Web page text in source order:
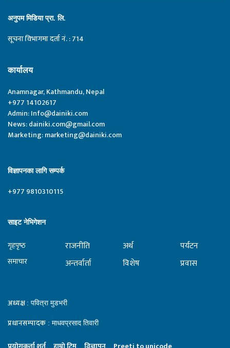
अनुपम मिडिया प्रा. लि.
सूचना विभागमा दर्ता नं. : 714
कार्यालय
Anamnagar, Kathmandu, Nepal
+977 14102617
Admin:Info@dainiki.com
News:dainiki.com@gmail.com
Marketing:marketing@dainiki.com
विज्ञापनका लागि सम्पर्क
+977 9810310115
साइट नेभिगेशन
गृहपृष्‍ठ
समाचार
राजनीति
अन्तर्वार्ता
अर्थ
विशेष
पर्यटन
प्रवास
अध्यक्ष : पवित्रा मुडभरी
प्रधानसम्पादक : माधवप्रसाद तिवारी